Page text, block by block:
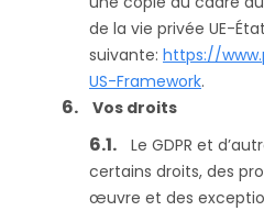
de la vie privée UE-
suivante: https://
US-Framework.
Vos droits
Le GDPR et
certains droits, des
œuvre et des